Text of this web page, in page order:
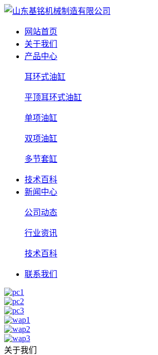
网站首页
关于我们
产品中心
耳环式油缸
平顶耳环式油缸
单项油缸
双项油缸
多节套缸
技术百科
新闻中心
公司动态
行业资讯
技术百科
联系我们
关于我们